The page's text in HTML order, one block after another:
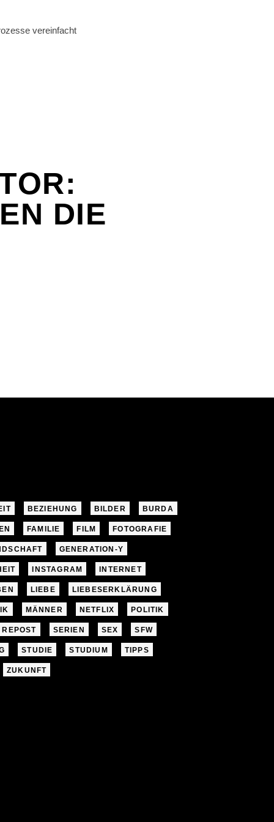
vereinfacht
DIE
BEZIEHUNG BILDER BURDA
FAMILIE FILM FOTOGRAFIE
GENERATION-Y
INSTAGRAM INTERNET
LIEBE LIEBESERKLÄRUNG
MÄNNER NETFLIX POLITIK
REPOST SERIEN SEX SFW
STUDIE STUDIUM TIPPS
ZUKUNFT